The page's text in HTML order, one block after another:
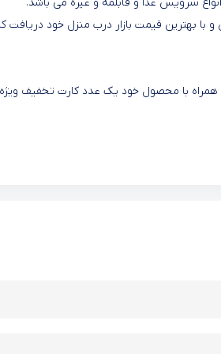
با بهترین قیمت بازار درب منزل خود دریافت
و همراه با محصول خود یک عدد کارت تخفیف ویژه